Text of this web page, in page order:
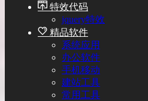
特效代码
jquery特效
精品软件
系统应用
办公软件
手机移动
建站工具
常用工具